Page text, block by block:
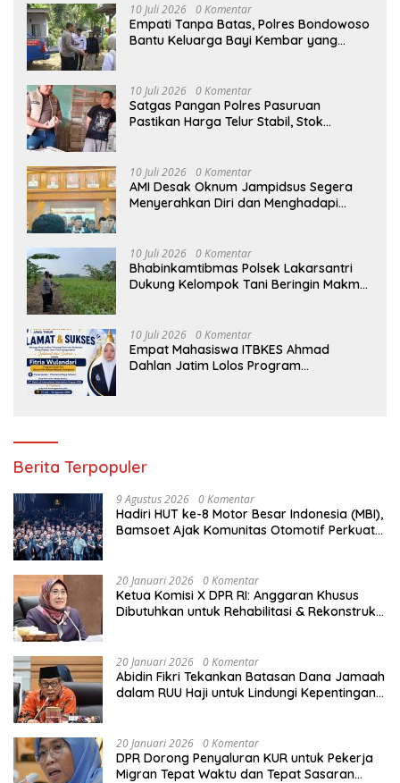
10 Juli 2026 0 Komentar
Empati Tanpa Batas, Polres Bondowoso
Bantu Keluarga Bayi Kembar yang
10 Juli 2026 0 Komentar
Satgas Pangan Polres Pasuruan
Pastikan Harga Telur Stabil, Stok
10 Juli 2026 0 Komentar
AMI Desak Oknum Jampidsus Segera
Menyerahkan Diri dan Menghadapi
10 Juli 2026 0 Komentar
Bhabinkamtibmas Polsek Lakarsantri
Dukung Kelompok Tani Beringin Makmur
10 Juli 2026 0 Komentar
Empat Mahasiswa ITBKES Ahmad
Dahlan Jatim Lolos Program
Berita Terpopuler
9 Agustus 2026 0 Komentar
Hadiri HUT ke-8 Motor Besar Indonesia (MBI),
Bamsoet Ajak Komunitas Otomotif Perkuat
Bangsa
20 Januari 2026 0 Komentar
Ketua Komisi X DPR RI: Anggaran Khusus
Dibutuhkan untuk Rehabilitasi & Rekonstruksi
20 Januari 2026 0 Komentar
Abidin Fikri Tekankan Batasan Dana Jamaah
dalam RUU Haji untuk Lindungi Kepentingan
20 Januari 2026 0 Komentar
DPR Dorong Penyaluran KUR untuk Pekerja
Migran Tepat Waktu dan Tepat Sasaran